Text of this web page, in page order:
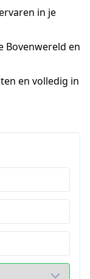
in je
Bovenwereld en
en volledig in